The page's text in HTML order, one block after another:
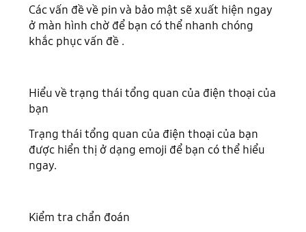
Các vấn đề về pin và bảo mật sẽ xuất hiện ngay
ở màn hình chờ để bạn có thể nhanh chóng
khắc phục vấn đề .
Hiểu về trạng thái tổng quan của điện thoại của
bạn
Trạng thái tổng quan của điện thoại của bạn
được hiển thị ở dạng emoji để bạn có thể hiểu
ngay.
Kiểm tra chẩn đoán